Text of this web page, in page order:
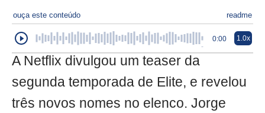
ouça este conteúdo readme
0:00 1.0x
A Netflix divulgou um teaser da
segunda temporada de Elite, e revelou
três novos nomes no elenco. Jorge